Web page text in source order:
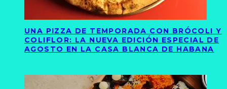
UNA PIZZA DE TEMPORADA CON BRÓCOLI Y
COLIFLOR: LA NUEVA EDICIÓN ESPECIAL DE
AGOSTO EN LA CASA BLANCA DE HABANA